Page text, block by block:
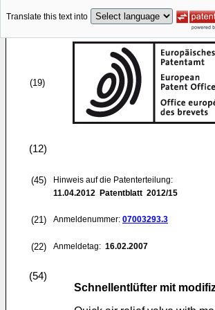
Translate this text into
(19)
(12)
(45)
Hinweis auf die Patenterteilung:
11.04.2012 Patentblatt 2012/15
(21) Anmeldenummer: 07003293.3
(22) Anmeldetag: 16.02.2007
(54)
Schnellentlüfter mit